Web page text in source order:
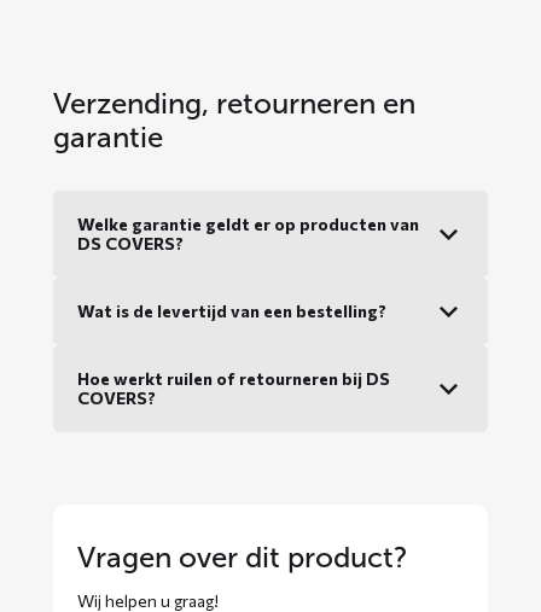
Verzending, retourneren en
garantie
Welke garantie geldt er op producten van
DS COVERS?
Wat is de levertijd van een bestelling?
Hoe werkt ruilen of retourneren bij DS
COVERS?
Vragen over dit product?
Wij helpen u graag!